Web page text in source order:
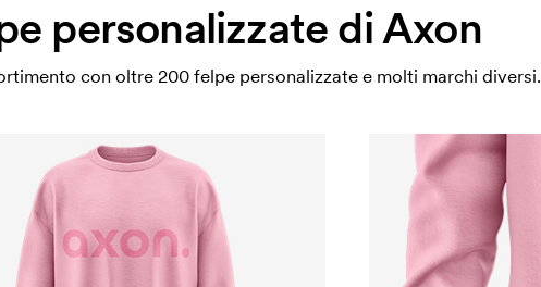
personalizzate di Axon
con oltre 200 felpe personalizzate e molti marchi diversi.